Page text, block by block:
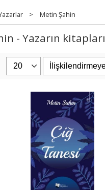
> Metin Şahin
- Yazarın kitapları